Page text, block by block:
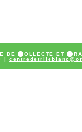
DE COLLECTE ET T
|